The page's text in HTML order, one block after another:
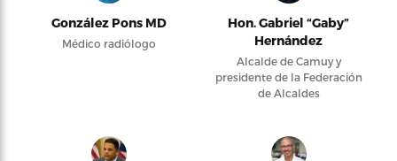
González Pons MD
Médico radiólogo
Hon. Gabriel “Gaby”
Hernández
Alcalde de Camuy y
presidente de la Federación
de Alcaldes